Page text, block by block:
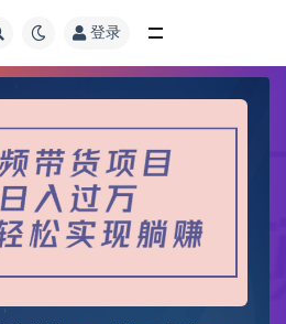
登录